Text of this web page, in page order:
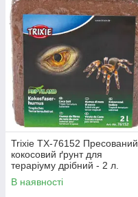
Trixie TX-76152 Пресований
кокосовий ґрунт для
тераріуму дрібний - 2 л.
В наявності